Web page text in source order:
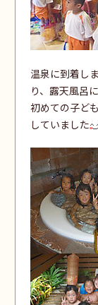
温泉に到着し
り、露天風呂
初めての子ど
していました